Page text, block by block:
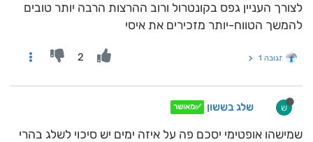
לצורך העניין גפס בקונטרול ורוב ההרצות הרבה יותר טובים
להמשך הטווח-יותר מזכירים את איסי
תגובה 1 2
ש שלג בששון ✅מאושר
שמישהו אופטימי יסכם פה על איזה ימים יש סיכוי לשלג בהרי